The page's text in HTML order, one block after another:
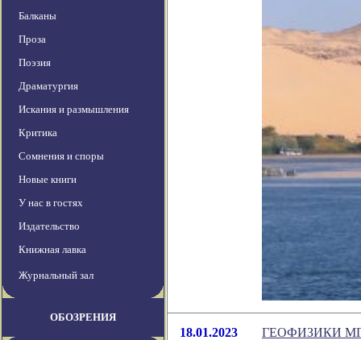
Балканы
Проза
Поэзия
Драматургия
Искания и размышления
Критика
Сомнения и споры
Новые книги
У нас в гостях
Издательство
Книжная лавка
Журнальный зал
ОБОЗРЕНИЯ
18.01.2023
ГЕОФИЗИКИ